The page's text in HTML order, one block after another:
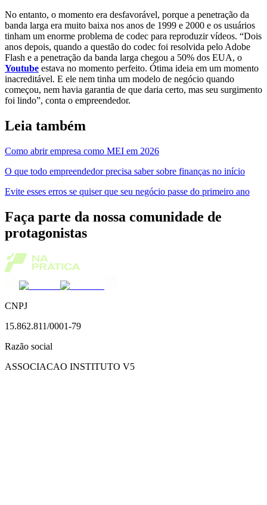
No entanto, o momento era desfavorável, porque a penetração da
banda larga era muito baixa nos anos de 1999 e 2000 e os usuários
tinham um enorme problema de codec para reproduzir vídeos. “Dois
anos depois, quando a questão do codec foi resolvida pelo Adobe
Flash e a penetração da banda larga chegou a 50% dos EUA, o
Youtube estava no momento perfeito. Ótima ideia em um momento
inacreditável. E ele nem tinha um modelo de negócio quando
começou, nem havia garantia de que daria certo, mas seu surgimento
foi lindo”, conta o empreendedor.
Leia também
Como abrir empresa como MEI em 2026
O que todo empreendedor precisa saber sobre finanças no início
Evite esses erros se quiser que seu negócio passe do primeiro ano
Faça parte da nossa comunidade de
protagonistas
CNPJ
15.862.811/0001-79
Razão social
ASSOCIACAO INSTITUTO V5